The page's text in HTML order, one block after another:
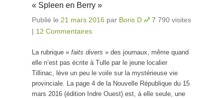
« Spleen en Berry »
Publié le 21 mars 2016 par Boris D
7 790 visites
| 12 Commentaires
La rubrique « faits divers » des journaux, même quand
elle n’est pas écrite à Tulle par le jeune localier
Tillinac, lève un peu le voile sur la mystérieuse vie
provinciale. La page 4 de la Nouvelle République du 15
mars 2016 (édition Indre Ouest) est, à elle seule, une